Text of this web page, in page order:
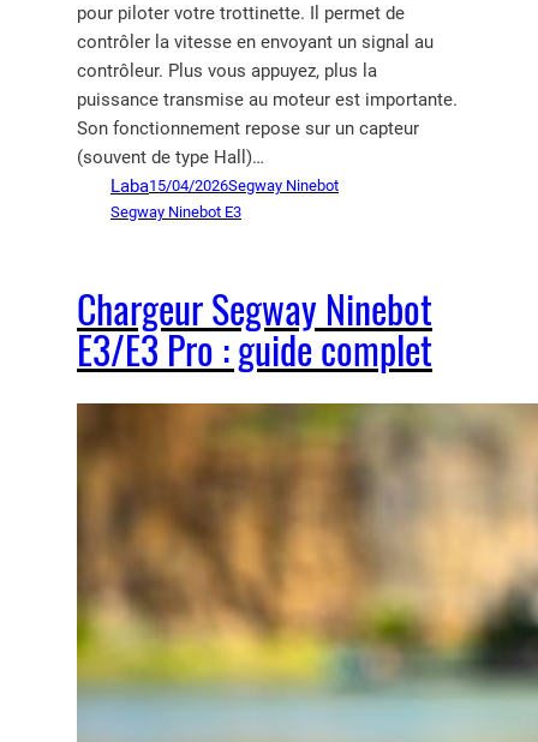
pour piloter votre trottinette. Il permet de
contrôler la vitesse en envoyant un signal au
contrôleur. Plus vous appuyez, plus la
puissance transmise au moteur est importante.
Son fonctionnement repose sur un capteur
(souvent de type Hall)…
Laba15/04/2026Segway Ninebot
Segway Ninebot E3
Chargeur Segway Ninebot
E3/E3 Pro : guide complet